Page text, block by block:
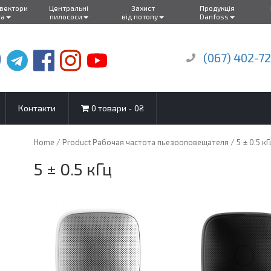
(067) 402-
Контакти 0 товари 0₴
Home / Product Рабочая частота пьезооповещателя / 5 ± 0.5
5 ± 0.5 кГц
Центральні
пилососи
Захист
від потопу
Продукція
Danfoss